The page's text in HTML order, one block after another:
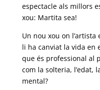
espectacle als millors
xou: Martita sea!
Un nou xou on
li ha canviat la vida en
que és professional al
com la solteria, l’edat,
mental?